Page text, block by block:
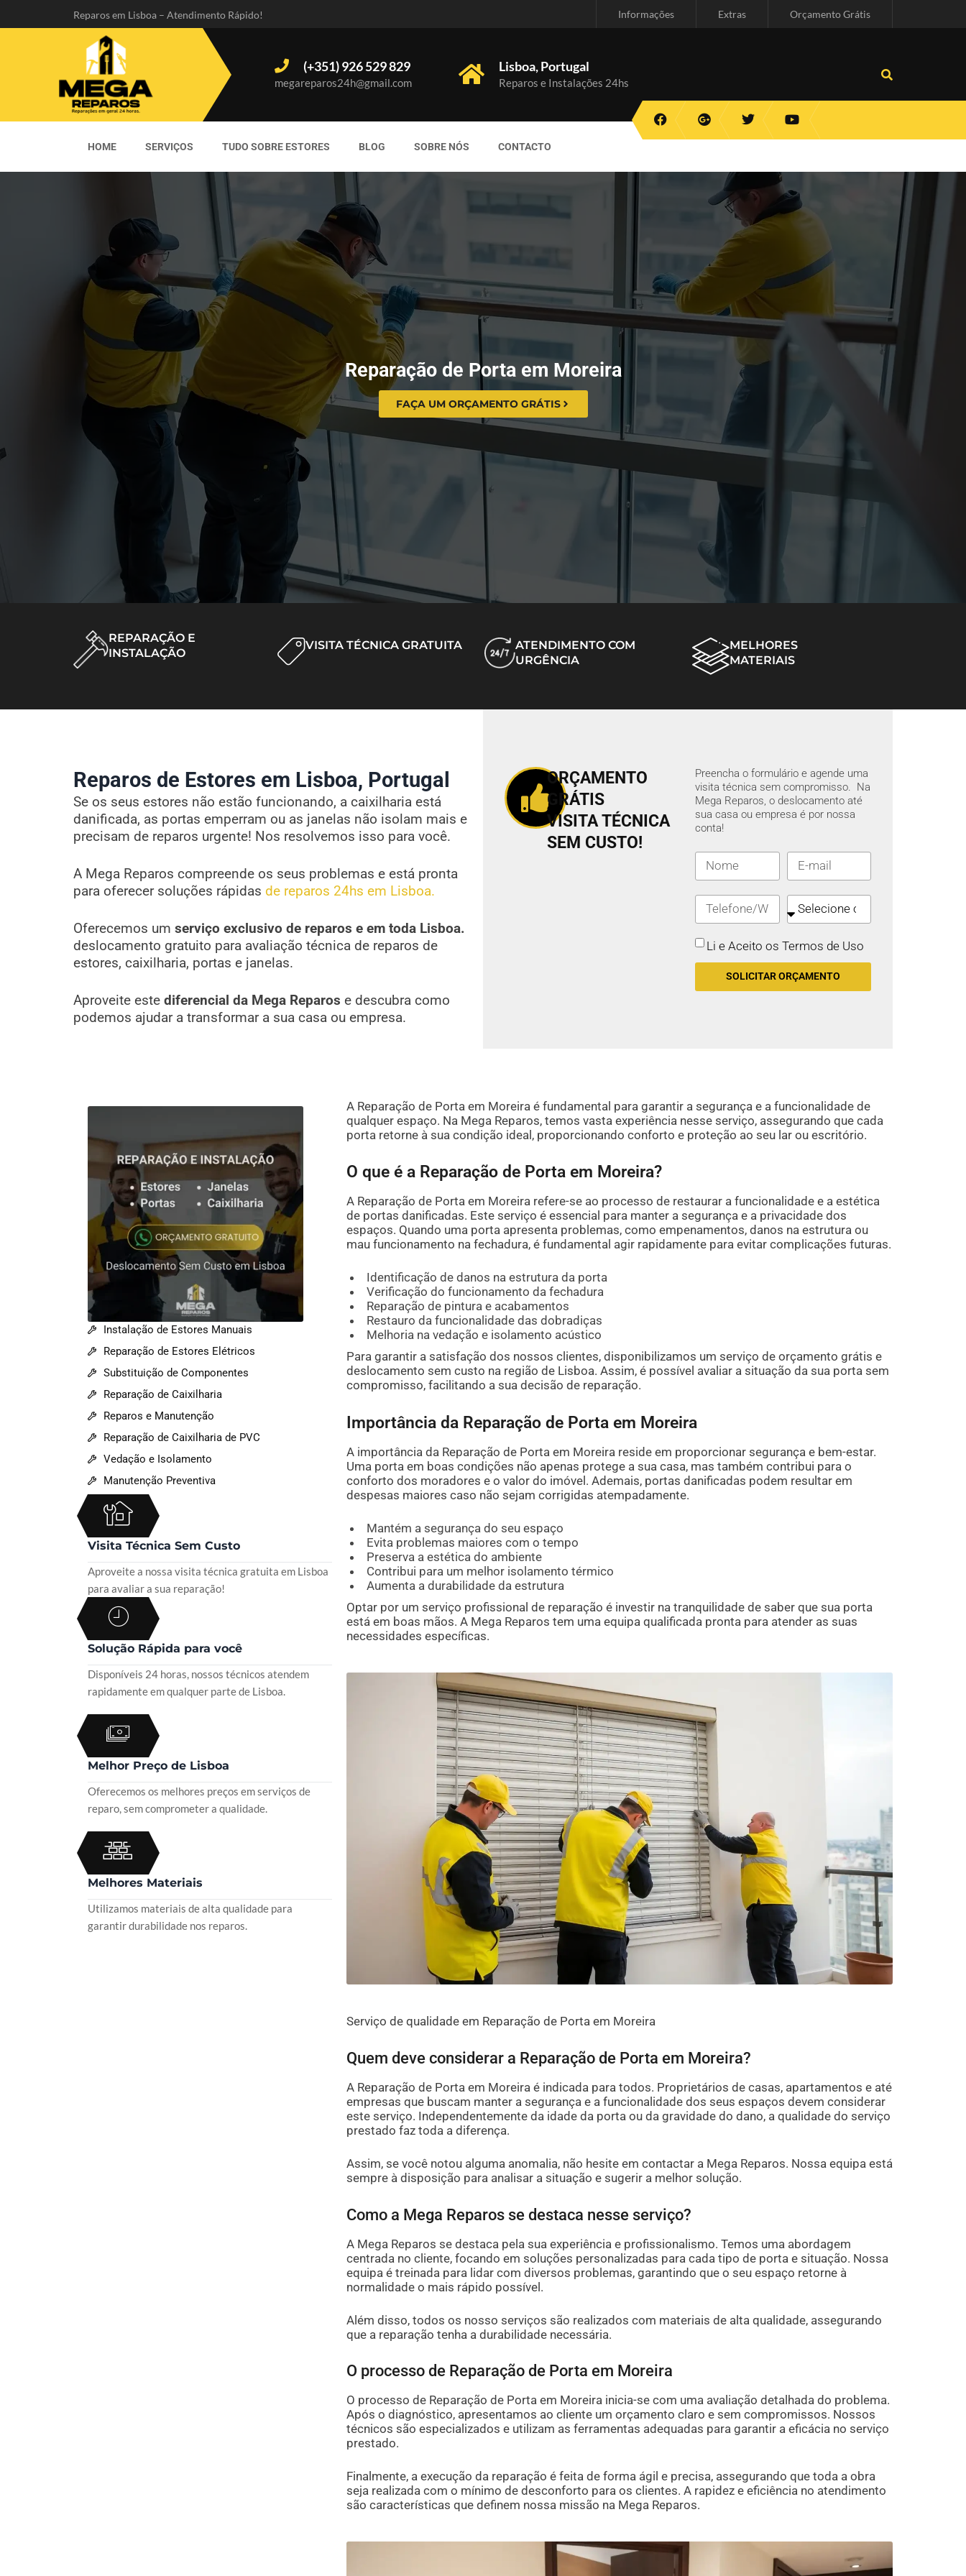
Reparos em Lisboa – Atendimento Rápido! Informações Extras Orçamento Grátis
(+351) 926 529 829
megareparos24h@gmail.com
Lisboa, Portugal
Reparos e Instalações 24hs
HOME SERVIÇOS TUDO SOBRE ESTORES BLOG SOBRE NÓS CONTACTO
Reparação de Porta em Moreira
FAÇA UM ORÇAMENTO GRÁTIS
REPARAÇÃO E
INSTALAÇÃO
VISITA TÉCNICA GRATUITA
ATENDIMENTO COM
URGÊNCIA
MELHORES
MATERIAIS
Reparos de Estores em Lisboa, Portugal
Se os seus estores não estão funcionando, a caixilharia está
danificada, as portas emperram ou as janelas não isolam mais e
precisam de reparos urgente! Nos resolvemos isso para você.
A Mega Reparos compreende os seus problemas e está pronta
para oferecer soluções rápidas de reparos 24hs em Lisboa.
Oferecemos um serviço exclusivo de reparos e em toda Lisboa.
deslocamento gratuito para avaliação técnica de reparos de
estores, caixilharia, portas e janelas.
Aproveite este diferencial da Mega Reparos e descubra como
podemos ajudar a transformar a sua casa ou empresa.
ORÇAMENTO
GRÁTIS
VISITA TÉCNICA
SEM CUSTO!
Preencha o formulário e agende uma
visita técnica sem compromisso. Na
Mega Reparos, o deslocamento até
sua casa ou empresa é por nossa
conta!
Li e Aceito os Termos de Uso
SOLICITAR ORÇAMENTO
Instalação de Estores Manuais
Reparação de Estores Elétricos
Substituição de Componentes
Reparação de Caixilharia
Reparos e Manutenção
Reparação de Caixilharia de PVC
Vedação e Isolamento
Manutenção Preventiva
Visita Técnica Sem Custo
Aproveite a nossa visita técnica gratuita em Lisboa
para avaliar a sua reparação!
Solução Rápida para você
Disponíveis 24 horas, nossos técnicos atendem
rapidamente em qualquer parte de Lisboa.
Melhor Preço de Lisboa
Oferecemos os melhores preços em serviços de
reparo, sem comprometer a qualidade.
Melhores Materiais
Utilizamos materiais de alta qualidade para
garantir durabilidade nos reparos.
A Reparação de Porta em Moreira é fundamental para garantir a segurança e a funcionalidade de
qualquer espaço. Na Mega Reparos, temos vasta experiência nesse serviço, assegurando que cada
porta retorne à sua condição ideal, proporcionando conforto e proteção ao seu lar ou escritório.
O que é a Reparação de Porta em Moreira?
A Reparação de Porta em Moreira refere-se ao processo de restaurar a funcionalidade e a estética
de portas danificadas. Este serviço é essencial para manter a segurança e a privacidade dos
espaços. Quando uma porta apresenta problemas, como empenamentos, danos na estrutura ou
mau funcionamento na fechadura, é fundamental agir rapidamente para evitar complicações futuras.
Identificação de danos na estrutura da porta
Verificação do funcionamento da fechadura
Reparação de pintura e acabamentos
Restauro da funcionalidade das dobradiças
Melhoria na vedação e isolamento acústico
Para garantir a satisfação dos nossos clientes, disponibilizamos um serviço de orçamento grátis e
deslocamento sem custo na região de Lisboa. Assim, é possível avaliar a situação da sua porta sem
compromisso, facilitando a sua decisão de reparação.
Importância da Reparação de Porta em Moreira
A importância da Reparação de Porta em Moreira reside em proporcionar segurança e bem-estar.
Uma porta em boas condições não apenas protege a sua casa, mas também contribui para o
conforto dos moradores e o valor do imóvel. Ademais, portas danificadas podem resultar em
despesas maiores caso não sejam corrigidas atempadamente.
Mantém a segurança do seu espaço
Evita problemas maiores com o tempo
Preserva a estética do ambiente
Contribui para um melhor isolamento térmico
Aumenta a durabilidade da estrutura
Optar por um serviço profissional de reparação é investir na tranquilidade de saber que sua porta
está em boas mãos. A Mega Reparos tem uma equipa qualificada pronta para atender as suas
necessidades específicas.
Serviço de qualidade em Reparação de Porta em Moreira
Quem deve considerar a Reparação de Porta em Moreira?
A Reparação de Porta em Moreira é indicada para todos. Proprietários de casas, apartamentos e até
empresas que buscam manter a segurança e a funcionalidade dos seus espaços devem considerar
este serviço. Independentemente da idade da porta ou da gravidade do dano, a qualidade do serviço
prestado faz toda a diferença.
Assim, se você notou alguma anomalia, não hesite em contactar a Mega Reparos. Nossa equipa está
sempre à disposição para analisar a situação e sugerir a melhor solução.
Como a Mega Reparos se destaca nesse serviço?
A Mega Reparos se destaca pela sua experiência e profissionalismo. Temos uma abordagem
centrada no cliente, focando em soluções personalizadas para cada tipo de porta e situação. Nossa
equipa é treinada para lidar com diversos problemas, garantindo que o seu espaço retorne à
normalidade o mais rápido possível.
Além disso, todos os nosso serviços são realizados com materiais de alta qualidade, assegurando
que a reparação tenha a durabilidade necessária.
O processo de Reparação de Porta em Moreira
O processo de Reparação de Porta em Moreira inicia-se com uma avaliação detalhada do problema.
Após o diagnóstico, apresentamos ao cliente um orçamento claro e sem compromissos. Nossos
técnicos são especializados e utilizam as ferramentas adequadas para garantir a eficácia no serviço
prestado.
Finalmente, a execução da reparação é feita de forma ágil e precisa, assegurando que toda a obra
seja realizada com o mínimo de desconforto para os clientes. A rapidez e eficiência no atendimento
são características que definem nossa missão na Mega Reparos.